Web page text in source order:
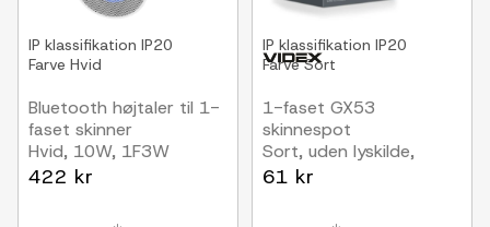
IP klassifikation IP20
Farve Hvid
Bluetooth højtaler til 1-
faset skinner
Hvid, 10W, 1F3W
422 kr
IP klassifikation IP20
FarveSort
1-faset GX53
skinnespot
Sort, uden lyskilde,
1F2W
61 kr